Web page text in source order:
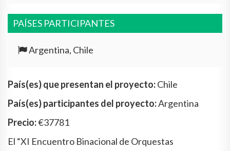
PAÍSES PARTICIPANTES
Argentina, Chile
País(es) que presentan el proyecto:Chile
País(es) participantes del proyecto:Argentina
Precio:€37781
El “XI Encuentro Binacional de Orquestas